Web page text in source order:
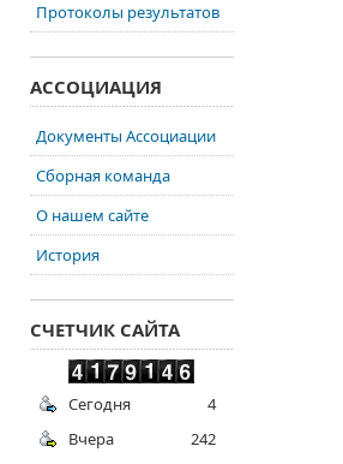
Протоколы результатов
АССОЦИАЦИЯ
Документы Ассоциации
Сборная команда
О нашем сайте
История
СЧЕТЧИК САЙТА
Сегодня
4
Вчера
242